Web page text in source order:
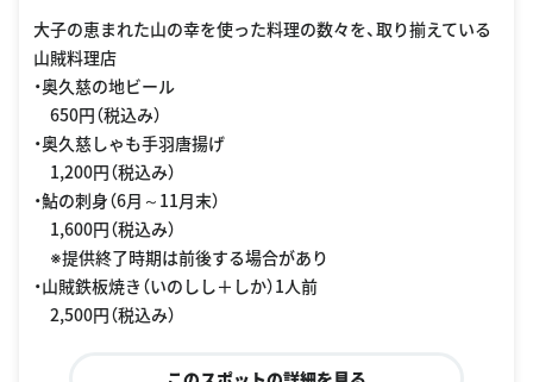
大子の恵まれた山の幸を使った料理の数々を、取り揃えている
山賊料理店
・奥久慈の地ビール
650円（税込み）
・奥久慈しゃも手羽唐揚げ
1,200円（税込み）
・鮎の刺身（6月～11月末）
1,600円（税込み）
※提供終了時期は前後する場合があり
・山賊鉄板焼き（いのしし＋しか）1人前
2,500円（税込み）